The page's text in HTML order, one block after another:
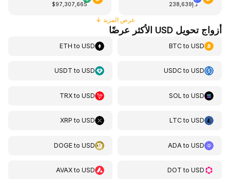
د.إ238,639 $97,307,665
عرض المزيد ↓
أزواج تحويل USD الأكثر عرضًا
BTCtoUSD
ETH toUSD
USDCtoUSD
USDT toUSD
SOL toUSD
TRXtoUSD
LTCtoUSD
XRP toUSD
ADA toUSD
DOGEtoUSD
DOT toUSD
AVAXtoUSD